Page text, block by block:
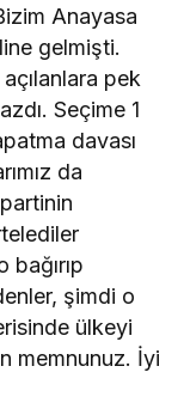
Anayasa
gelmişti.
pek
Seçime 1
davası
da
şimdi o
ülkeyi
memnunuz. İyi